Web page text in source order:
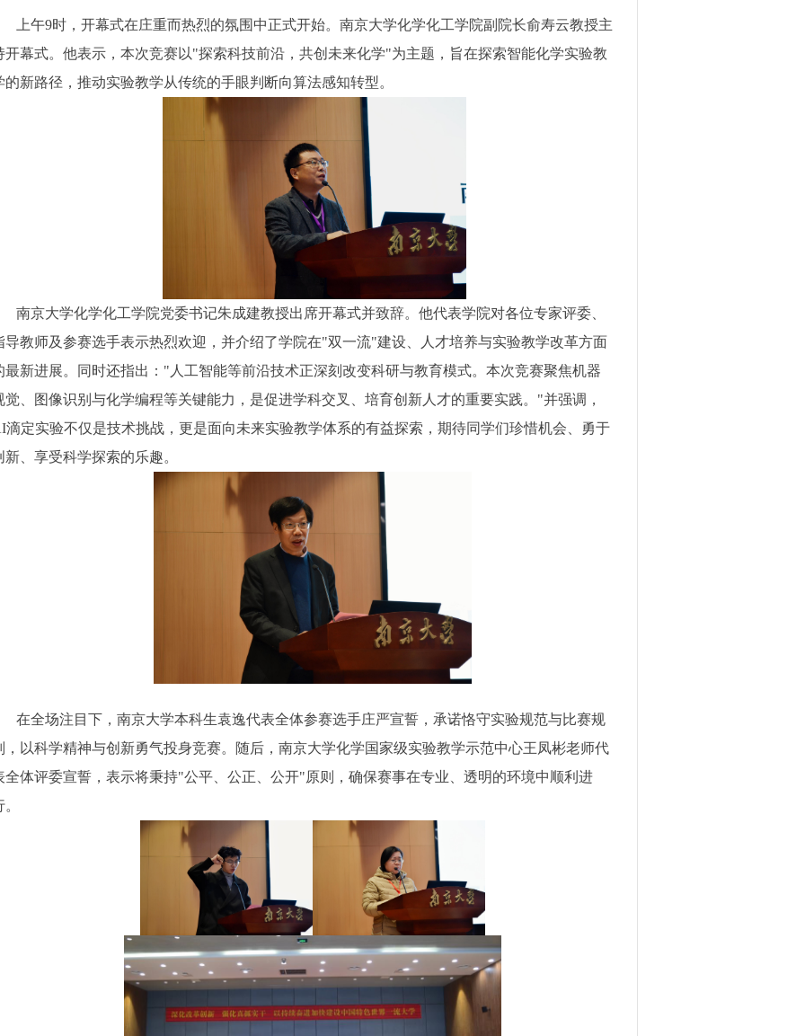
上午9时，开幕式在庄重而热烈的氛围中正式开始。南京大学化学化工学院副院长俞寿云教授主
开幕式。他表示，本次竞赛以"探索科技前沿，共创未来化学"为主题，旨在探索智能化学实验教
的新路径，推动实验教学从传统的手眼判断向算法感知转型。
南京大学化学化工学院党委书记朱成建教授出席开幕式并致辞。他代表学院对各位专家评委、
导教师及参赛选手表示热烈欢迎，并介绍了学院在"双一流"建设、人才培养与实验教学改革方面
最新进展。同时还指出： "人工智能等前沿技术正深刻改变科研与教育模式。本次竞赛聚焦机器
觉、图像识别与化学编程等关键能力，是促进学科交叉、培育创新人才的重要实践。"并强调，
滴定实验不仅是技术挑战，更是面向未来实验教学体系的有益探索，期待同学们珍惜机会、勇于
新、享受科学探索的乐趣。
在全场注目下，南京大学本科生袁逸代表全体参赛选手庄严宣誓，承诺恪守实验规范与比赛规
，以科学精神与创新勇气投身竞赛。随后，南京大学化学国家级实验教学示范中心王凤彬老师代
全体评委宣誓，表示将秉持"公平、公正、公开"原则，确保赛事在专业、透明的环境中顺利进